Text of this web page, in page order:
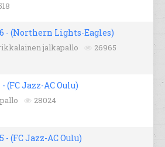
- (Northern Lights-Eagles)
jalkapallo 26965
- (FC Jazz-AC Oulu)
28024
- (FC Jazz-AC Oulu)